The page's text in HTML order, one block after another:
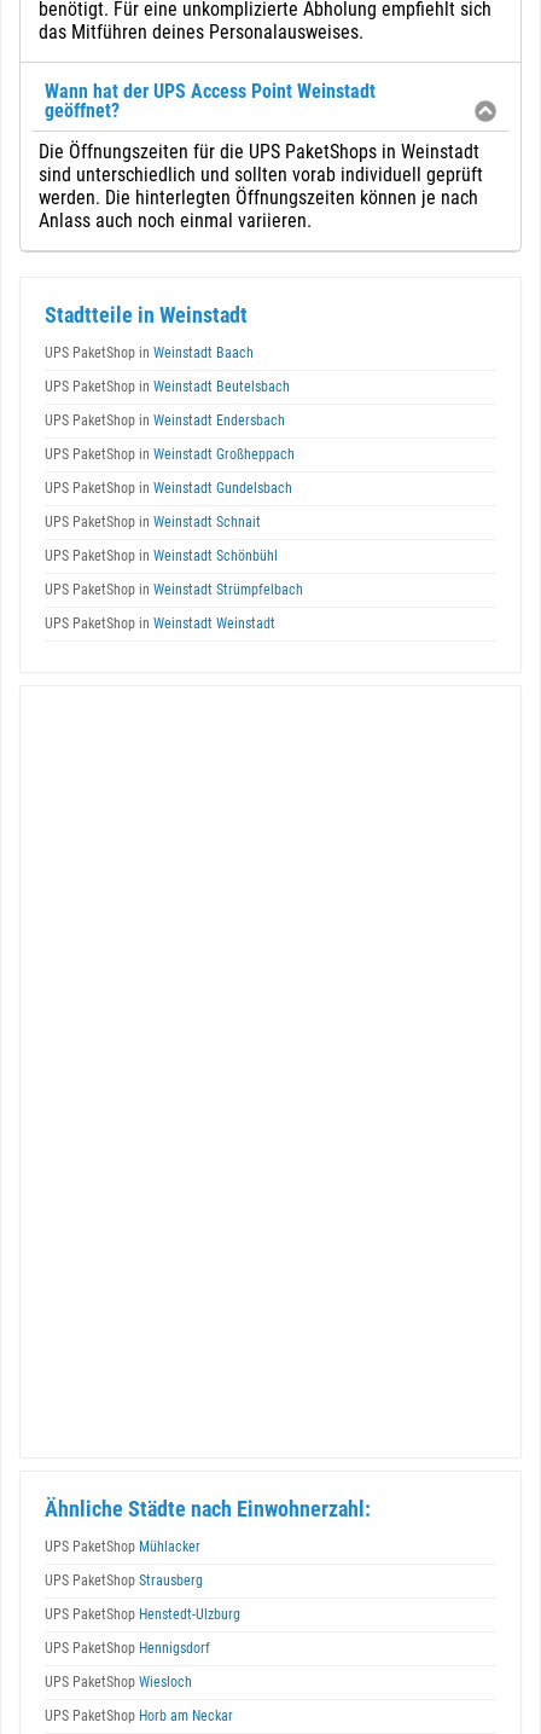
benötigt. Für eine unkomplizierte Abholung empfiehlt sich
das Mitführen deines Personalausweises.
Wann hat der UPS Access Point Weinstadt
geöffnet?
Die Öffnungszeiten für die UPS PaketShops in Weinstadt
sind unterschiedlich und sollten vorab individuell geprüft
werden. Die hinterlegten Öffnungszeiten können je nach
Anlass auch noch einmal variieren.
Stadtteile in Weinstadt
UPS PaketShop in Weinstadt Baach
UPS PaketShop in Weinstadt Beutelsbach
UPS PaketShop in Weinstadt Endersbach
UPS PaketShop in Weinstadt Großheppach
UPS PaketShop in Weinstadt Gundelsbach
UPS PaketShop in Weinstadt Schnait
UPS PaketShop in Weinstadt Schönbühl
UPS PaketShop in Weinstadt Strümpfelbach
UPS PaketShop in Weinstadt Weinstadt
Ähnliche Städte nach Einwohnerzahl:
UPS PaketShop Mühlacker
UPS PaketShop Strausberg
UPS PaketShop Henstedt-Ulzburg
UPS PaketShop Hennigsdorf
UPS PaketShop Wiesloch
UPS PaketShop Horb am Neckar